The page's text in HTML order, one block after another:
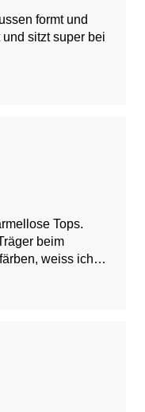
formt und
sitzt super bei
Weich
Tops.
beim
weiss ich